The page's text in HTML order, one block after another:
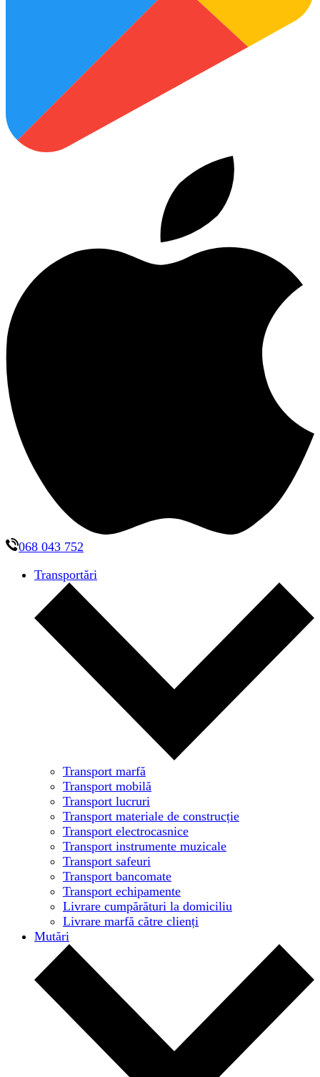
068 043 752
Transportări
Transport marfă
Transport mobilă
Transport lucruri
Transport materiale de construcție
Transport electrocasnice
Transport instrumente muzicale
Transport safeuri
Transport bancomate
Transport echipamente
Livrare cumpărături la domiciliu
Livrare marfă către clienți
Mutări